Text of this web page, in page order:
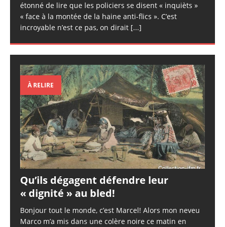
étonné de lire que les policiers se disent « inquièts »
« face à la montée de la haine anti-flics ». C’est
incroyable n’est ce pas, on dirait [...]
À RELIRE
Qu’ils dégagent défendre leur
« dignité » au bled!
Bonjour tout le monde, c’est Marcel! Alors mon neveu
Marco m’a mis dans une colère noire ce matin en